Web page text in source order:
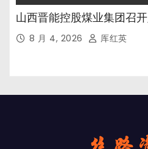
山西晋能控股煤业集团召
8 月 4, 2026 厍红英